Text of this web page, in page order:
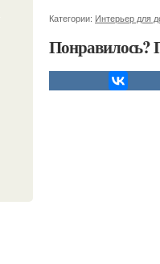
Категории: Интерьер для
Понравилось?